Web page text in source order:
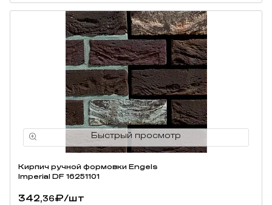
Кирпич ручной формовки Engels
Imperial DF 16251101
342,36₽/шт